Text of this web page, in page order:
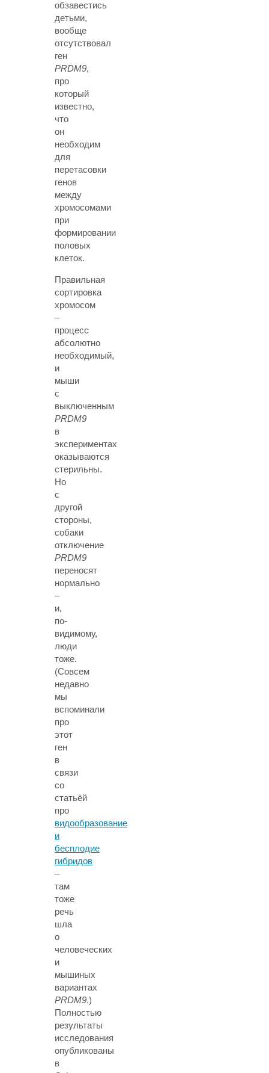
обзавестись
детьми,
вообще
отсутствовал
ген
PRDM9,
про
который
известно,
что
он
необходим
для
перетасовки
генов
между
хромосомами
при
формировании
половых
клеток.
Правильная
сортировка
хромосом
–
процесс
абсолютно
необходимый,
и
мыши
с
выключенным
PRDM9
в
экспериментах
оказываются
стерильны.
Но
с
другой
стороны,
собаки
отключение
PRDM9
переносят
нормально
–
и,
по-
видимому,
люди
тоже.
(Совсем
недавно
мы
вспоминали
про
этот
ген
в
связи
со
статьёй
про
видообразование
и
бесплодие
гибридов
–
там
тоже
речь
шла
о
человеческих
и
мышиных
вариантах
PRDM9.)
Полностью
результаты
исследования
опубликованы
в